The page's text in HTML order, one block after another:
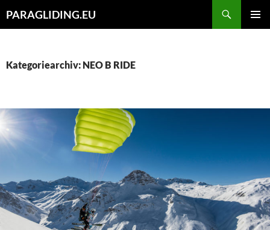
Inhalt
PARAGLIDING.EU
Kategoriearchiv: NEO B RIDE